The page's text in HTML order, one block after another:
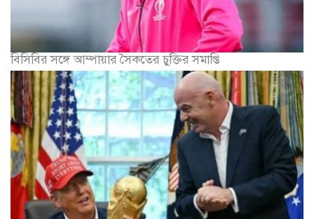
বিসিবির সঙ্গে আম্পায়ার সৈকতের চুক্তির সমাপ্তি